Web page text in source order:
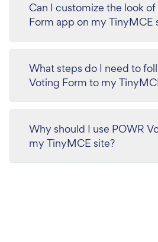
Can I customize the look
Form app on my TinyMCE
What steps do I need to
Voting Form to my
Why should I use POWR
my TinyMCE site?